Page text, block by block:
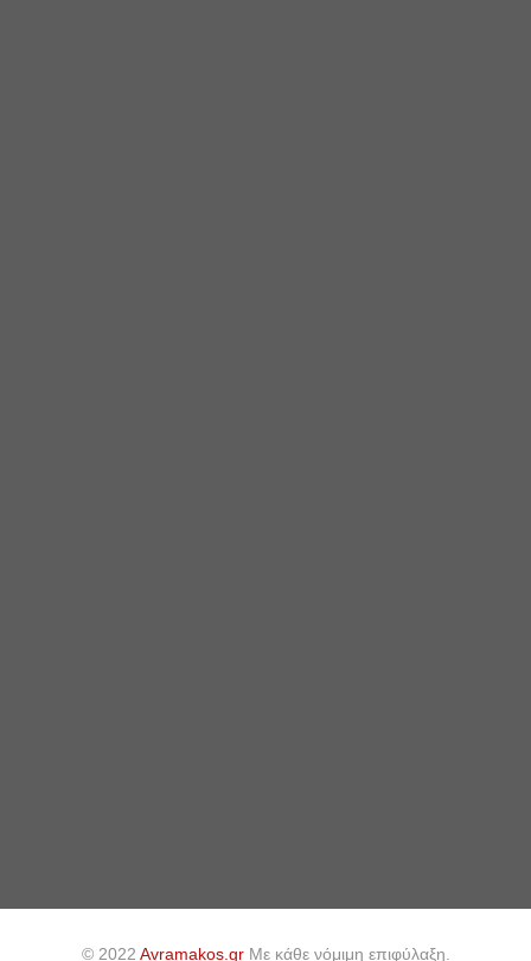
© 2022 Avramakos.grΜε κάθε νόμιμη επιφύλαξη.